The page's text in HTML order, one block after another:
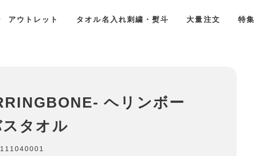
アウトレット タオル名入れ刺繍・熨斗 大量注文 特集
ヘリンボー
スタオル
111040001